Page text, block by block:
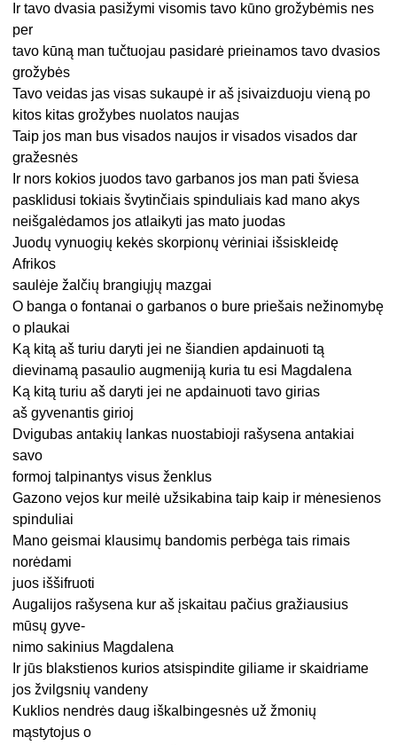
Ir tavo dvasia pasižymi visomis tavo kūno grožybėmis nes
per
tavo kūną man tučtuojau pasidarė prieinamos tavo dvasios
grožybės
Tavo veidas jas visas sukaupė ir aš įsivaizduoju vieną po
kitos kitas grožybes nuolatos naujas
Taip jos man bus visados naujos ir visados visados dar
gražesnės
Ir nors kokios juodos tavo garbanos jos man pati šviesa
pasklidusi tokiais švytinčiais spinduliais kad mano akys
neišgalėdamos jos atlaikyti jas mato juodas
Juodų vynuogių kekės skorpionų vėriniai išsiskleidę
Afrikos
saulėje žalčių brangiųjų mazgai
O banga o fontanai o garbanos o bure priešais nežinomybę
o plaukai
Ką kitą aš turiu daryti jei ne šiandien apdainuoti tą
dievinamą pasaulio augmeniją kuria tu esi Magdalena
Ką kitą turiu aš daryti jei ne apdainuoti tavo girias
aš gyvenantis girioj
Dvigubas antakių lankas nuostabioji rašysena antakiai
savo
formoj talpinantys visus ženklus
Gazono vejos kur meilė užsikabina taip kaip ir mėnesienos
spinduliai
Mano geismai klausimų bandomis perbėga tais rimais
norėdami
juos iššifruoti
Augalijos rašysena kur aš įskaitau pačius gražiausius
mūsų gyve-
nimo sakinius Magdalena
Ir jūs blakstienos kurios atsispindite giliame ir skaidriame
jos žvilgsnių vandeny
Kuklios nendrės daug iškalbingesnės už žmonių
mąstytojus o